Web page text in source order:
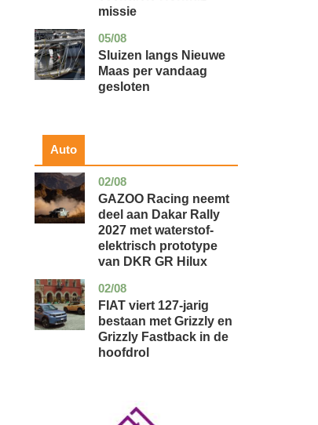
missie
05/08
zuid-
holland
nieuws
Sluizen langs Nieuwe
Maas per vandaag
gesloten
Auto
02/08
auto
GAZOO Racing neemt
deel aan Dakar Rally
2027 met waterstof-
elektrisch prototype
van DKR GR Hilux
02/08
auto
FIAT viert 127-jarig
bestaan met Grizzly en
Grizzly Fastback in de
hoofdrol